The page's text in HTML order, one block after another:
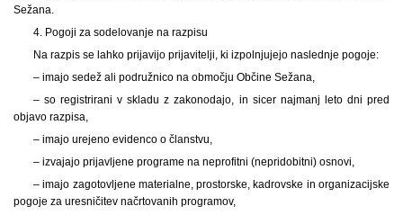
Sežana.
4. Pogoji za sodelovanje na razpisu
Na razpis se lahko prijavijo prijavitelji, ki izpolnjujejo naslednje pogoje:
– imajo sedež ali podružnico na območju Občine Sežana,
– so registrirani v skladu z zakonodajo, in sicer najmanj leto dni pred
objavo razpisa,
– imajo urejeno evidenco o članstvu,
– izvajajo prijavljene programe na neprofitni (nepridobitni) osnovi,
– imajo zagotovljene materialne, prostorske, kadrovske in organizacijske
pogoje za uresničitev načrtovanih programov,